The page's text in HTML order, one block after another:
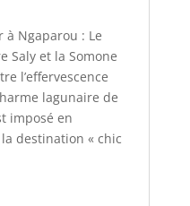
à Ngaparou : Le
Saly et la Somone
l’effervescence
lagunaire de
imposé en
destination « chic